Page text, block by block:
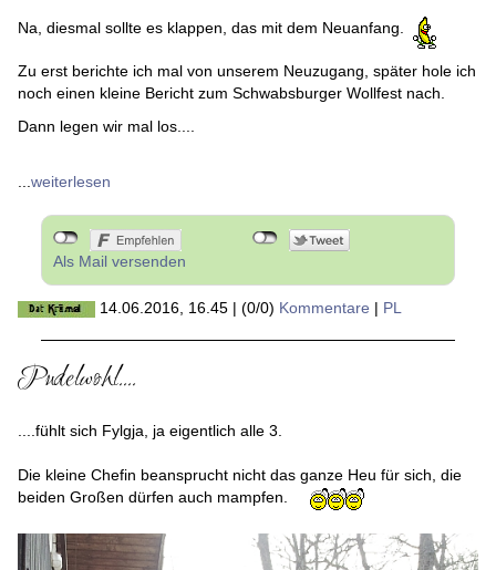
Na, diesmal sollte es klappen, das mit dem Neuanfang.
Zu erst berichte ich mal von unserem Neuzugang, später hole ich
noch einen kleine Bericht zum Schwabsburger Wollfest nach.
Dann legen wir mal los....
...weiterlesen
Als Mail versenden
14.06.2016, 16.45 | (0/0) Kommentare | PL
Pudelwohl....
....fühlt sich Fylgja, ja eigentlich alle 3.
Die kleine Chefin beansprucht nicht das ganze Heu für sich, die
beiden Großen dürfen auch mampfen.